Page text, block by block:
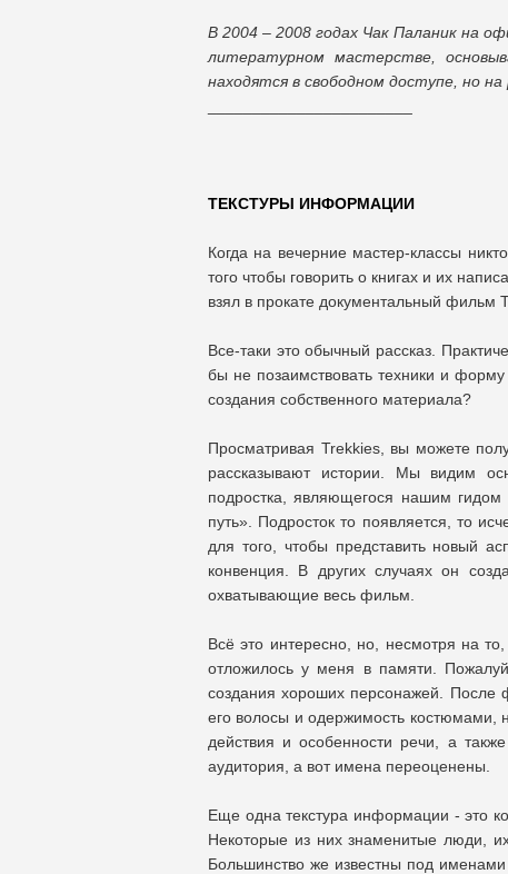
В 2004 – 2008 годах Чак Паланик на
литературном мастерстве,
находятся в свободном доступе, но на
ТЕКСТУРЫ ИНФОРМАЦИИ
Когда на вечерние мастер-классы
того чтобы говорить о книгах и их
взял в прокате документальный фильм
Все-таки это обычный рассказ.
бы не позаимствовать техники и
создания собственного материала?
Просматривая Trekkies, вы можете
рассказывают истории. Мы видим
подростка, являющегося нашим
путь». Подросток то появляется, то
для того, чтобы представить новый
конвенция. В других случаях он
охватывающие весь фильм.
Всё это интересно, но, несмотря на
отложилось у меня в памяти.
создания хороших персонажей. После
его волосы и одержимость костюмами,
действия и особенности речи, а
аудитория, а вот имена переоценены.
Еще одна текстура информации - это
Некоторые из них знаменитые люди,
Большинство же известны под